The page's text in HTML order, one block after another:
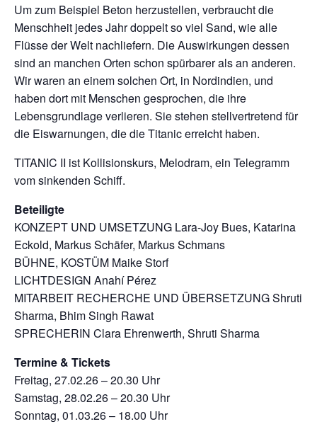
Um zum Beispiel Beton herzustellen, verbraucht die
Menschheit jedes Jahr doppelt so viel Sand, wie alle
Flüsse der Welt nachliefern. Die Auswirkungen dessen
sind an manchen Orten schon spürbarer als an anderen.
Wir waren an einem solchen Ort, in Nordindien, und
haben dort mit Menschen gesprochen, die ihre
Lebensgrundlage verlieren. Sie stehen stellvertretend für
die Eiswarnungen, die die Titanic erreicht haben.
TITANIC II ist Kollisionskurs, Melodram, ein Telegramm
vom sinkenden Schiff.
Beteiligte
KONZEPT UND UMSETZUNG Lara-Joy Bues, Katarina
Eckold, Markus Schäfer, Markus Schmans
BÜHNE, KOSTÜM Maike Storf
LICHTDESIGN Anahí Pérez
MITARBEIT RECHERCHE UND ÜBERSETZUNG Shruti
Sharma, Bhim Singh Rawat
SPRECHERIN Clara Ehrenwerth, Shruti Sharma
Termine & Tickets
Freitag, 27.02.26 – 20.30 Uhr
Samstag, 28.02.26 – 20.30 Uhr
Sonntag, 01.03.26 – 18.00 Uhr